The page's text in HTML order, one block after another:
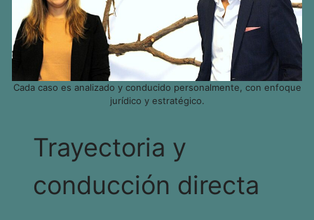
Cada caso es analizado y conducido personalmente, con enfoque
jurídico y estratégico.
Trayectoria y
conducción directa